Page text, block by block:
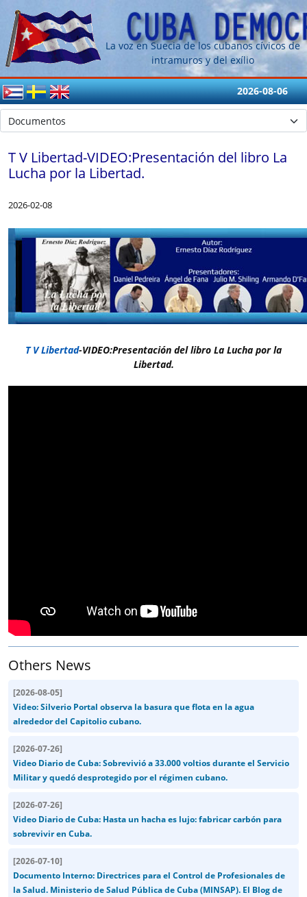
La voz en Suecia de los cubanos cívicos de
intramuros y del exílio
2026-08-06
T V Libertad-VIDEO:Presentación del libro La
Lucha por la Libertad.
2026-02-08
T V Libertad-VIDEO:Presentación del libro La Lucha por la
Libertad.
Others News
[2026-08-05]
Video: Silverio Portal observa la basura que flota en la agua
alrededor del Capitolio cubano.
[2026-07-26]
Video Diario de Cuba: Sobrevivió a 33.000 voltios durante el Servicio
Militar y quedó desprotegido por el régimen cubano.
[2026-07-26]
Video Diario de Cuba: Hasta un hacha es lujo: fabricar carbón para
sobrevivir en Cuba.
[2026-07-10]
Documento Interno: Directrices para el Control de Profesionales de
la Salud. Ministerio de Salud Pública de Cuba (MINSAP). El Blog de